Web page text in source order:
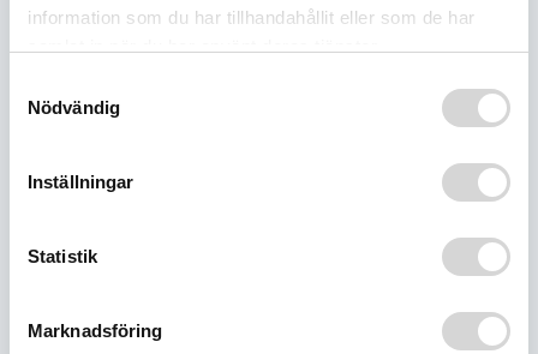
information som du har tillhandahållit eller som de har
Nödvändig
Inställningar
Statistik
Marknadsföring
XS to 4X sizes available in three shells for
optimal fit and minimal weight
Go-Pro® mounting capability, improved design
Fidlock® chinstrap strap closure for easy in and
Perfect fit between helmet eyeport and 509
goggles
509 helmet bag included
Weight:ECE helmet as low as 1050 grams